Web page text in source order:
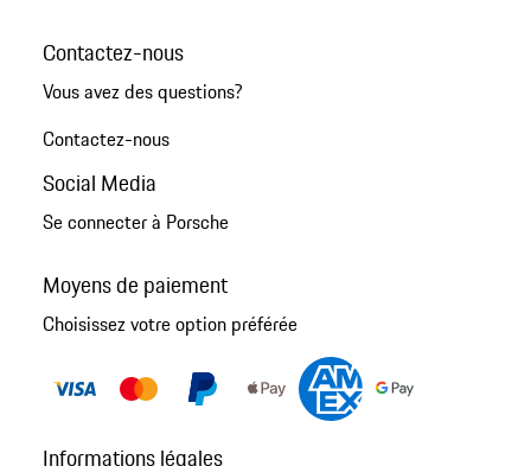
Contactez-nous
Vous avez des questions?
Contactez-nous
Social Media
Se connecter à Porsche
Moyens de paiement
Choisissez votre option préférée
Informations légales